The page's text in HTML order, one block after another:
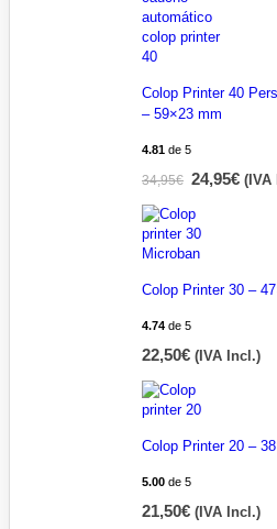
Colop Printer 40
– 59×23 mm
4.81 de 5
34,95€ 24,95€ (IVA
Colop Printer 30 –
4.74 de 5
22,50€ (IVA Incl.)
Colop Printer 20 –
5.00 de 5
21,50€ (IVA Incl.)